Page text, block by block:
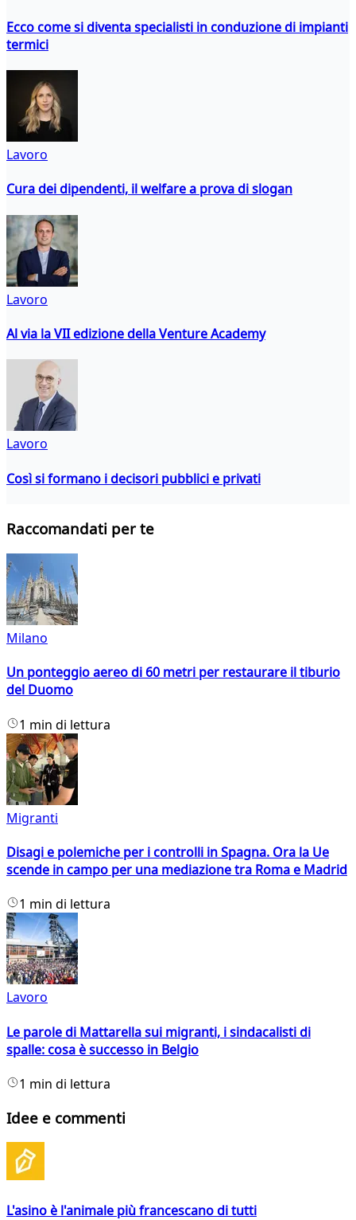
Ecco come si diventa specialisti in conduzione di impianti
termici
Lavoro
Cura dei dipendenti, il welfare a prova di slogan
Lavoro
Al via la VII edizione della Venture Academy
Lavoro
Così si formano i decisori pubblici e privati
Raccomandati per te
Milano
Un ponteggio aereo di 60 metri per restaurare il tiburio
del Duomo
1 min di lettura
Migranti
Disagi e polemiche per i controlli in Spagna. Ora la Ue
scende in campo per una mediazione tra Roma e Madrid
1 min di lettura
Lavoro
Le parole di Mattarella sui migranti, i sindacalisti di
spalle: cosa è successo in Belgio
1 min di lettura
Idee e commenti
L'asino è l'animale più francescano di tutti